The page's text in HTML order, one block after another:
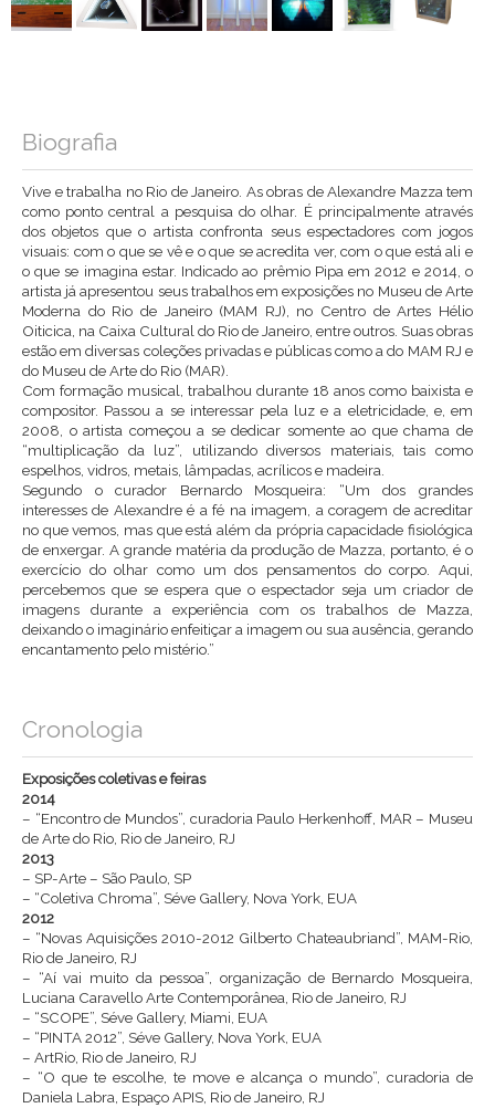
Biografia
Vive e trabalha no Rio de Janeiro. As obras de Alexandre Mazza tem
como ponto central a pesquisa do olhar. É principalmente através
dos objetos que o artista confronta seus espectadores com jogos
visuais: com o que se vê e o que se acredita ver, com o que está ali e
o que se imagina estar. Indicado ao prêmio Pipa em 2012 e 2014, o
artista já apresentou seus trabalhos em exposições no Museu de Arte
Moderna do Rio de Janeiro (MAM RJ), no Centro de Artes Hélio
Oiticica, na Caixa Cultural do Rio de Janeiro, entre outros. Suas obras
estão em diversas coleções privadas e públicas como a do MAM RJ e
do Museu de Arte do Rio (MAR).
Com formação musical, trabalhou durante 18 anos como baixista e
compositor. Passou a se interessar pela luz e a eletricidade, e, em
2008, o artista começou a se dedicar somente ao que chama de
“multiplicação da luz”, utilizando diversos materiais, tais como
espelhos, vidros, metais, lâmpadas, acrílicos e madeira.
Segundo o curador Bernardo Mosqueira: “Um dos grandes
interesses de Alexandre é a fé na imagem, a coragem de acreditar
no que vemos, mas que está além da própria capacidade fisiológica
de enxergar. A grande matéria da produção de Mazza, portanto, é o
exercício do olhar como um dos pensamentos do corpo. Aqui,
percebemos que se espera que o espectador seja um criador de
imagens durante a experiência com os trabalhos de Mazza,
deixando o imaginário enfeitiçar a imagem ou sua ausência, gerando
encantamento pelo mistério.”
Cronologia
Exposições coletivas e feiras
2014
– “Encontro de Mundos”, curadoria Paulo Herkenhoff, MAR – Museu
de Arte do Rio, Rio de Janeiro, RJ
2013
– SP-Arte – São Paulo, SP
– “Coletiva Chroma”, Séve Gallery, Nova York, EUA
2012
– “Novas Aquisições 2010-2012 Gilberto Chateaubriand”, MAM-Rio,
Rio de Janeiro, RJ
– “Aí vai muito da pessoa”, organização de Bernardo Mosqueira,
Luciana Caravello Arte Contemporânea, Rio de Janeiro, RJ
– “SCOPE”, Séve Gallery, Miami, EUA
– “PINTA 2012”, Séve Gallery, Nova York, EUA
– ArtRio, Rio de Janeiro, RJ
– “O que te escolhe, te move e alcança o mundo”, curadoria de
Daniela Labra, Espaço APIS, Rio de Janeiro, RJ